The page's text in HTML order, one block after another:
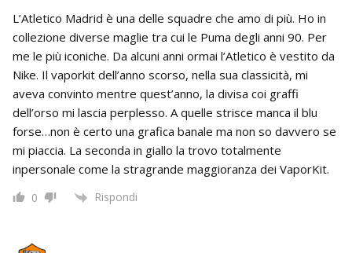
L’Atletico Madrid è una delle squadre che amo di più. Ho in
collezione diverse maglie tra cui le Puma degli anni 90. Per
me le più iconiche. Da alcuni anni ormai l’Atletico è vestito da
Nike. Il vaporkit dell’anno scorso, nella sua classicità, mi
aveva convinto mentre quest’anno, la divisa coi graffi
dell’orso mi lascia perplesso. A quelle strisce manca il blu
forse…non è certo una grafica banale ma non so davvero se
mi piaccia. La seconda in giallo la trovo totalmente
inpersonale come la stragrande maggioranza dei VaporKit.
0 Rispondi